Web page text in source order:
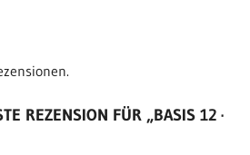
REZENSION FÜR „BASIS 12 ·